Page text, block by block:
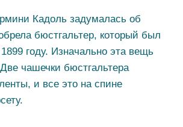
Кадоль задумалась об
бюстгальтер, который был
году. Изначально эта вещь
чашечки бюстгальтера
и все это на спине